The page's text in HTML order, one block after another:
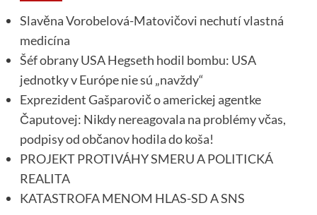
Slavěna Vorobelová-Matovičovi nechutí vlastná
medicína
Šéf obrany USA Hegseth hodil bombu: USA
jednotky v Európe nie sú „navždy“
Exprezident Gašparovič o americkej agentke
Čaputovej: Nikdy nereagovala na problémy včas,
podpisy od občanov hodila do koša!
PROJEKT PROTIVÁHY SMERU A POLITICKÁ
REALITA
KATASTROFA MENOM HLAS-SD A SNS